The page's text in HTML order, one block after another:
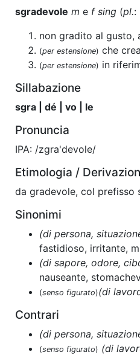
sgradevole m e f sing (pl.:
non gradito al
(per estensione) che
(per estensione) in
Sillabazione
sgra | dé | vo | le
Pronuncia
IPA: /zgra'devole/
Etimologia /
da gradevole, col prefisso
Sinonimi
(di persona,
fastidioso, irritante,
(di sapore, odore,
nauseante,
(senso figurato)(di
Contrari
(di persona,
(senso figurato) (di